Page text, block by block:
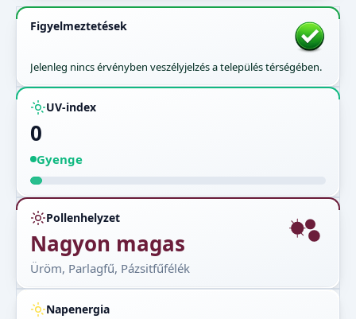
Figyelmeztetések
Jelenleg nincs érvényben veszélyjelzés a település térségében.
UV-index
0
Gyenge
Pollenhelyzet
Nagyon magas
Üröm, Parlagfű, Pázsitfűfélék
Napenergia